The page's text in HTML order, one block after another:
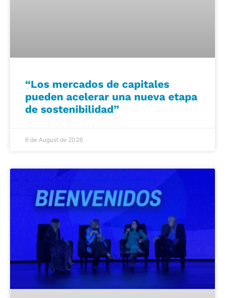
“Los mercados de capitales
pueden acelerar una nueva etapa
de sostenibilidad”
6 de August de 2026